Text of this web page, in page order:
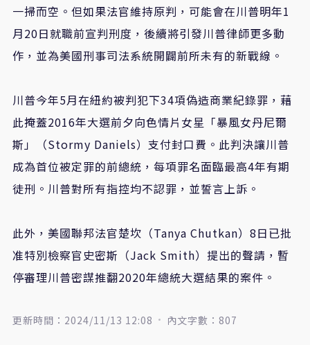
一掃而空。但如果法官維持原判，可能會在川普明年1
月20日就職前宣判刑度，後續將引發川普律師更多動
作，並為美國刑事司法系統開闢前所未有的新戰線。
川普今年5月在紐約被判犯下34項偽造商業紀錄罪，藉
此掩蓋2016年大選前夕向色情片女星「暴風女丹尼爾
斯」（Stormy Daniels）支付封口費。此判決讓川普
成為首位被定罪的前總統，每項罪名面臨最高4年有期
徒刑。川普對所有指控均不認罪，並誓言上訴。
此外，美國聯邦法官楚坎（Tanya Chutkan）8日已批
准特別檢察官史密斯（Jack Smith）提出的聲請，暫
停審理川普密謀推翻2020年總統大選結果的案件。
更新時間：2024/11/13 12:08 內文字數：807